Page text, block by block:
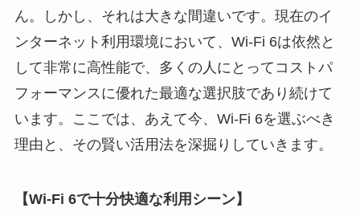
ん。しかし、それは大きな間違いです。現在のイ
ンターネット利用環境において、Wi-Fi 6は依然と
して非常に高性能で、多くの人にとってコストパ
フォーマンスに優れた最適な選択肢であり続けて
います。ここでは、あえて今、Wi-Fi 6を選ぶべき
理由と、その賢い活用法を深掘りしていきます。
【Wi-Fi 6で十分快適な利用シーン】